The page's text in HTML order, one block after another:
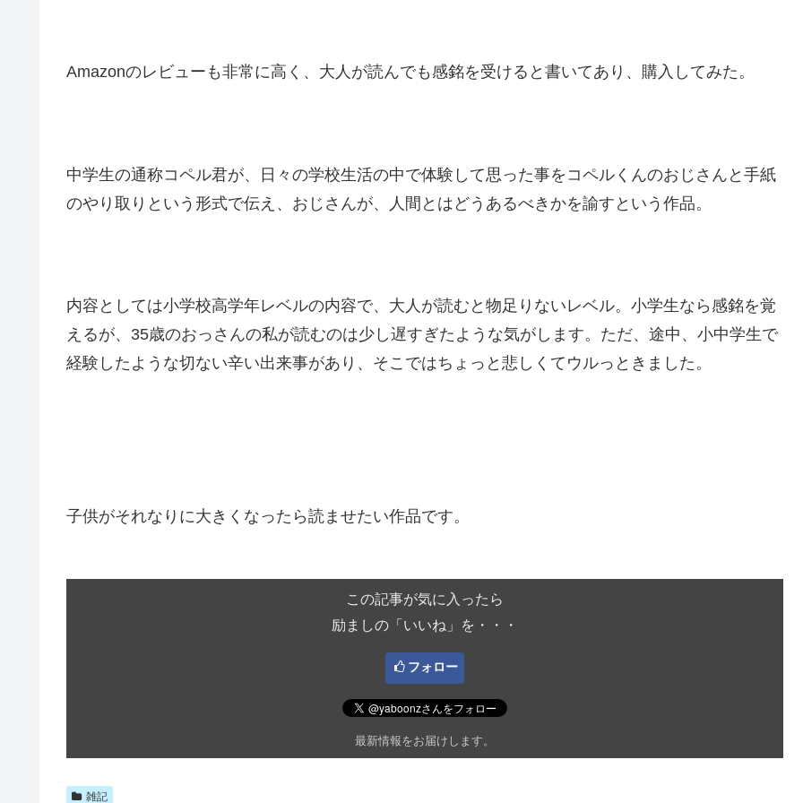
Amazonのレビューも非常に高く、大人が読んでも感銘を受けると書いてあり、購入してみた。
中学生の通称コペル君が、日々の学校生活の中で体験して思った事をコペルくんのおじさんと手紙
のやり取りという形式で伝え、おじさんが、人間とはどうあるべきかを諭すという作品。
内容としては小学校高学年レベルの内容で、大人が読むと物足りないレベル。小学生なら感銘を覚
えるが、35歳のおっさんの私が読むのは少し遅すぎたような気がします。ただ、途中、小中学生で
経験したような切ない辛い出来事があり、そこではちょっと悲しくてウルっときました。
子供がそれなりに大きくなったら読ませたい作品です。
この記事が気に入ったら
励ましの「いいね」を・・・
フォロー
最新情報をお届けします。
雑記